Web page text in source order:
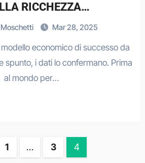
RICCHEZZA
Mar 28, 2025
economico di successo da
spunto, i dati lo confermano. Prima
al mondo per…
1 … 3 4